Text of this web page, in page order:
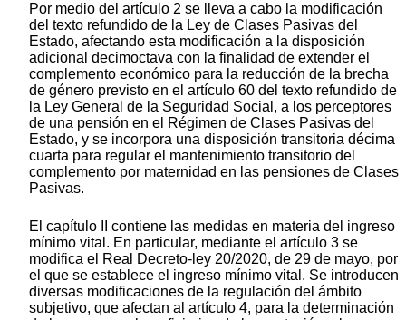
Por medio del artículo 2 se lleva a cabo la modificación
del texto refundido de la Ley de Clases Pasivas del
Estado, afectando esta modificación a la disposición
adicional decimoctava con la finalidad de extender el
complemento económico para la reducción de la brecha
de género previsto en el artículo 60 del texto refundido de
la Ley General de la Seguridad Social, a los perceptores
de una pensión en el Régimen de Clases Pasivas del
Estado, y se incorpora una disposición transitoria décima
cuarta para regular el mantenimiento transitorio del
complemento por maternidad en las pensiones de Clases
Pasivas.
El capítulo II contiene las medidas en materia del ingreso
mínimo vital. En particular, mediante el artículo 3 se
modifica el Real Decreto-ley 20/2020, de 29 de mayo, por
el que se establece el ingreso mínimo vital. Se introducen
diversas modificaciones de la regulación del ámbito
subjetivo, que afectan al artículo 4, para la determinación